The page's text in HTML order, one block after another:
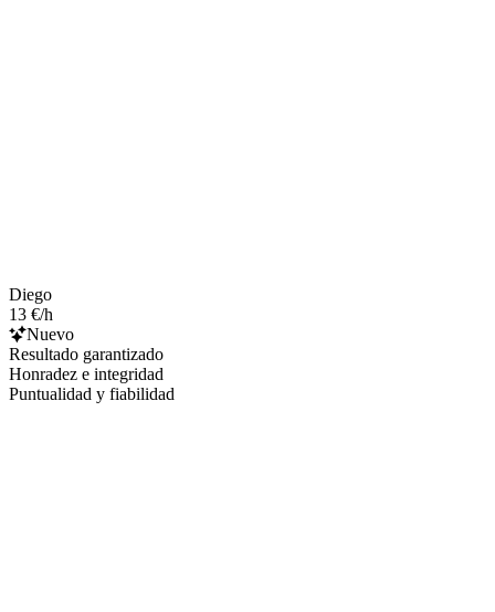
Diego
13 €/h
Nuevo
Resultado garantizado
Honradez e integridad
Puntualidad y fiabilidad